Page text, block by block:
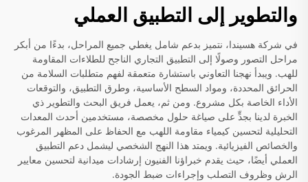
والتطوير إلى التطبيق العملي
في شركة هسيندا، نتميز بدعم شامل يغطي جميع المراحل، بدءًا من أبكر
مراحل التصور وصولًا إلى التطبيق التجاري الناجح للطلاءات المقاومة
للهب. ويبدأ نهجنا التعاوني باستشارة متعمقة لفهم متطلبات السلامة من
الحرائق المحددة، ومواد السطح الأساسية، وطرق التطبيق، والتوقعات
الأداء الخاصة بكل مشروع. ومن ثم، يعمل فريق البحث والتطوير ذي
الخبرة لدينا بجدٍّ على صياغة حلول مخصصة، مستخدمين أحدث المعدات
التحليلية لتحسين كيمياء مقاومة اللهب مع الحفاظ على المظهر المرغوب
والخصائص الفيزيائية. ويمتد هذا النهج الشخصي ليشمل دعم التطبيق
العملي أيضًا، حيث يقدم خبراؤنا الفنيون إرشادات ميدانية لتحسين معايير
الرش وظروف التصلب وإجراءات ضبط الجودة.